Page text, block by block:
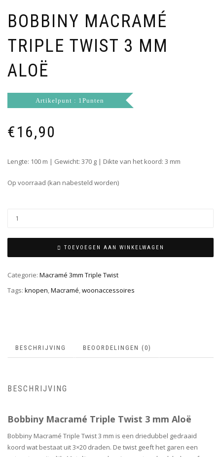
BOBBINY MACRAMÉ
TRIPLE TWIST 3 MM
ALOË
Artikelpunt : 1Punten
€16,90
Lengte: 100 m | Gewicht: 370 g | Dikte van het koord: 3 mm
Op voorraad (kan nabesteld worden)
TOEVOEGEN AAN WINKELWAGEN
Categorie: Macramé 3mm Triple Twist
Tags: knopen Macramé woonaccessoires
BESCHRIJVING BEOORDELINGEN (0)
BESCHRIJVING
Bobbiny Macramé Triple Twist 3 mm Aloë
Bobbiny Macramé Triple Twist 3 mm is een driedubbel gedraaid
koord wat bestaat uit 3×20 draden. De twist geeft het garen een